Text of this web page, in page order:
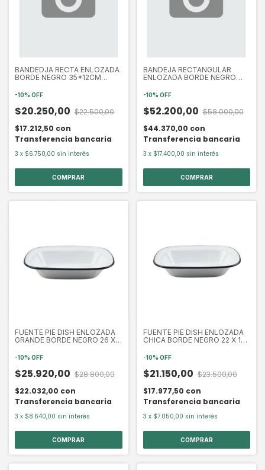
BANDEDJA RECTA ENLOZADA
BORDE NEGRO 35*12CM
-10% OFF
$20.250,00 $22.500,00
$17.212,50 con
Transferencia bancaria
3 x $6.750,00 sin interés
BANDEJA RECTANGULAR
ENLOZADA BORDE NEGRO
-10% OFF
$52.200,00 $58.000,00
$44.370,00 con
Transferencia bancaria
3 x $17.400,00 sin interés
FUENTE PIE DISH ENLOZADA
GRANDE BORDE NEGRO 26 X
-10% OFF
$25.920,00 $28.800,00
$22.032,00 con
Transferencia bancaria
3 x $8.640,00 sin interés
FUENTE PIE DISH ENLOZADA
CHICA BORDE NEGRO 22 X 17
-10% OFF
$21.150,00 $23.500,00
$17.977,50 con
Transferencia bancaria
3 x $7.050,00 sin interés